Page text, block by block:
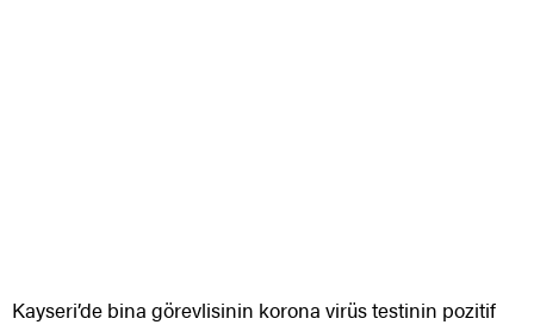
Kayseri’de bina görevlisinin korona virüs testinin pozitif